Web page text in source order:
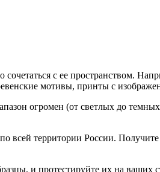
с ее пространством.
мотивы, принты с
огромен (от светлых до
всей территории России.
и протестируйте их на ваших